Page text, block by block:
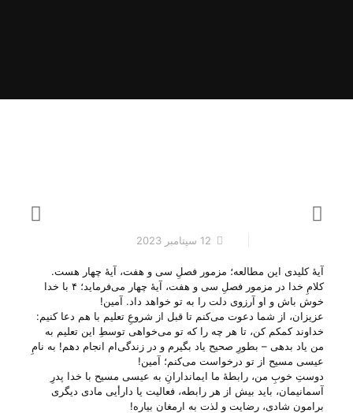
12 سپتامبر 2023
آیهٔ کلیدی این مطالعه؛ مزمور فصلِ سی و هفت، آیهٔ چهار هست.
کلامِ خدا در مزمور فصلِ سی و هفت، آیهٔ چهار می‌‌فرماید؛ ۴ با خدا
خوش باش و او آرزوی دلت را به تو خواهد داد. آمین!
عزیزان، از شما دعوت می‌‌کنم تا قبل از شروعِ تعلیم با هم دعا کنیم:
خداوند کمکم کن، تا هر چه را که تو می‌‌خواهی توسطِ این تعلیم به
من یاد بدهی – بطورِ صحیح یاد بگیرم و در زندگی‌ام انجام دهم! به نامِ
عیسی مسیح از تو درخواست می‌‌کنم؛ آمین!
دوستِ خوبِ من، رابطهٔ ما ایماندارانِ به عیسی مسیح با خدا پدرِ
آسمانیمان، باید بیش از هر رابطه، فعالیت یا دارأیی مادی دیگری
برامون شادی، رضایت و لذت به ارمغان بیاره!